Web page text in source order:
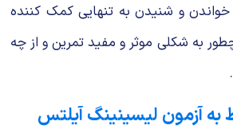
و شنیدن به تنهایی کمک کننده
به شکلی موثر و مفید تمرین و از چه